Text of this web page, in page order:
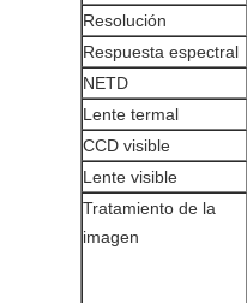
Resolución
Respuesta espectral
NETD
Lente termal
CCD visible
Lente visible
Tratamiento de la
imagen